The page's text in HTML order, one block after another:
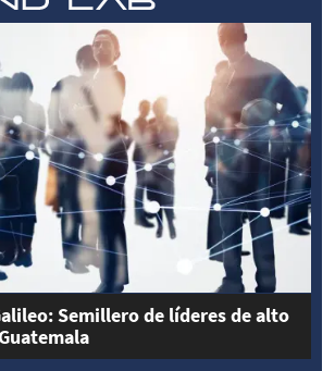
Semillero de líderes de alto